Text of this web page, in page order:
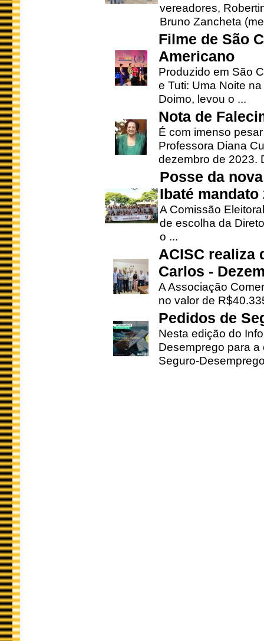
vereadores,
Bruno Zancheta
Filme de São
Americano
Produzido em São
e Tuti: Uma Noite
Doimo, levou o ...
Nota de
É com imenso
Professora Diana
dezembro de 2023.
Posse da
Ibaté mandato
A Comissão
de escolha da
o ...
ACISC realiza
Carlos -
A Associação
no valor de
Pedidos de
Nesta edição do
Desemprego para
Seguro-